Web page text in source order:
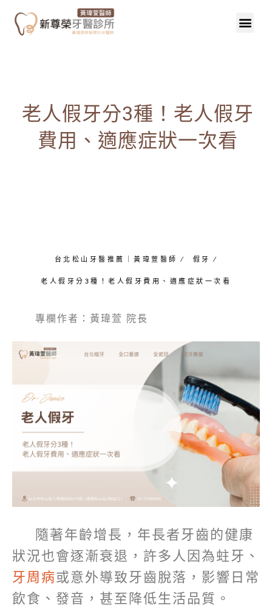
老人假牙分3種！老人假牙
費用、適應症狀一次看
台北松山牙醫推薦｜黃瑋萱醫師 ∕ 假牙 ∕
老人假牙分3種！老人假牙費用、適應症狀一次看
專欄作者：黃瑋萱 院長
隨著年齡增長，年長者牙齒的健康
狀況也會逐漸衰退，許多人因為蛀牙、
牙周病或意外導致牙齒脫落，影響日常
飲食、發音，甚至降低生活品質。